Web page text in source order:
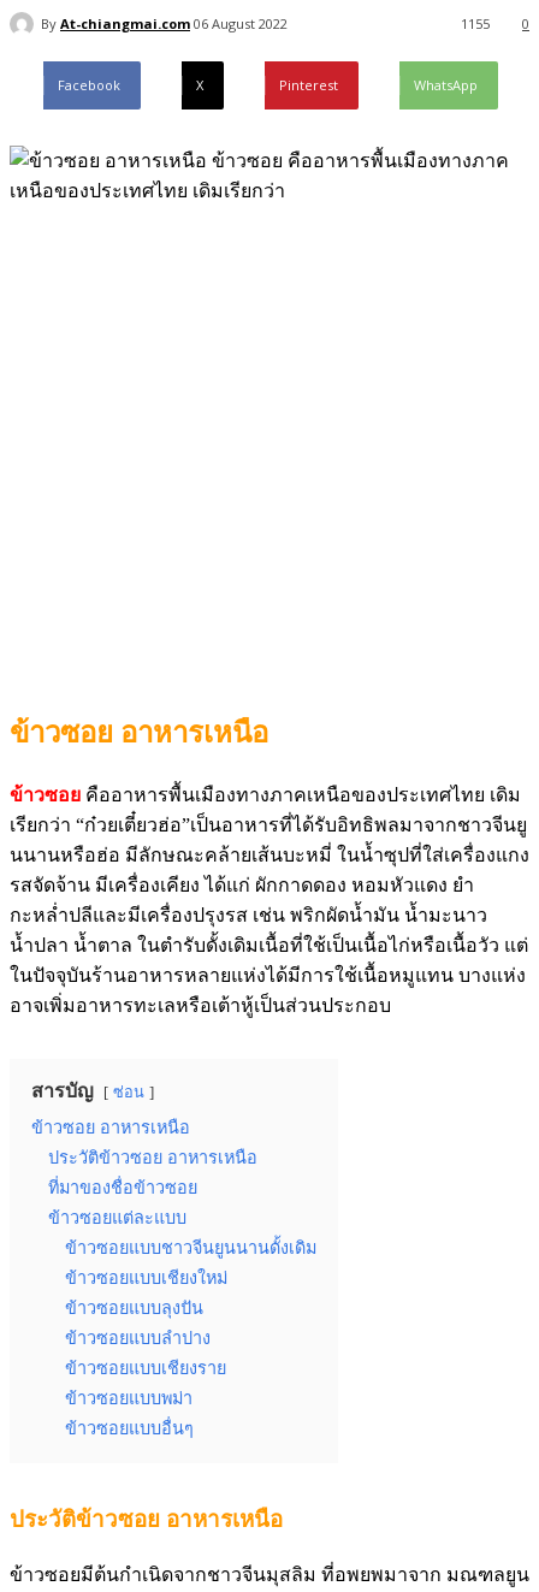
By At-chiangmai.com 06 August 2022 0
1155
Facebook X Pinterest WhatsApp
ข้าวซอย อาหารเหนือ
ข้าวซอย คืออาหารพื้นเมืองทางภาคเหนือของประเทศไทย เดิม
เรียกว่า “ก๋วยเตี๋ยวฮ่อ”เป็นอาหารที่ได้รับอิทธิพลมาจากชาวจีนยู
นนานหรือฮ่อ มีลักษณะคล้ายเส้นบะหมี่ ในน้ำซุปที่ใส่เครื่องแกง
รสจัดจ้าน มีเครื่องเคียง ได้แก่ ผักกาดดอง หอมหัวแดง ยำ
กะหล่ำปลีและมีเครื่องปรุงรส เช่น พริกผัดน้ำมัน น้ำมะนาว
น้ำปลา น้ำตาล ในตำรับดั้งเดิมเนื้อที่ใช้เป็นเนื้อไก่หรือเนื้อวัว แต่
ในปัจจุบันร้านอาหารหลายแห่งได้มีการใช้เนื้อหมูแทน บางแห่ง
อาจเพิ่มอาหารทะเลหรือเต้าหู้เป็นส่วนประกอบ
สารบัญ ซ่อน
ข้าวซอย อาหารเหนือ
ประวัติข้าวซอย อาหารเหนือ
ที่มาของชื่อข้าวซอย
ข้าวซอยแต่ละแบบ
ข้าวซอยแบบชาวจีนยูนนานดั้งเดิม
ข้าวซอยแบบเชียงใหม่
ข้าวซอยแบบลุงปัน
ข้าวซอยแบบลำปาง
ข้าวซอยแบบเชียงราย
ข้าวซอยแบบพม่า
ข้าวซอยแบบอื่นๆ
ประวัติข้าวซอย อาหารเหนือ
ข้าวซอยมีต้นกำเนิดจากชาวจีนมุสลิม ที่อพยพมาจาก มณฑลยูน